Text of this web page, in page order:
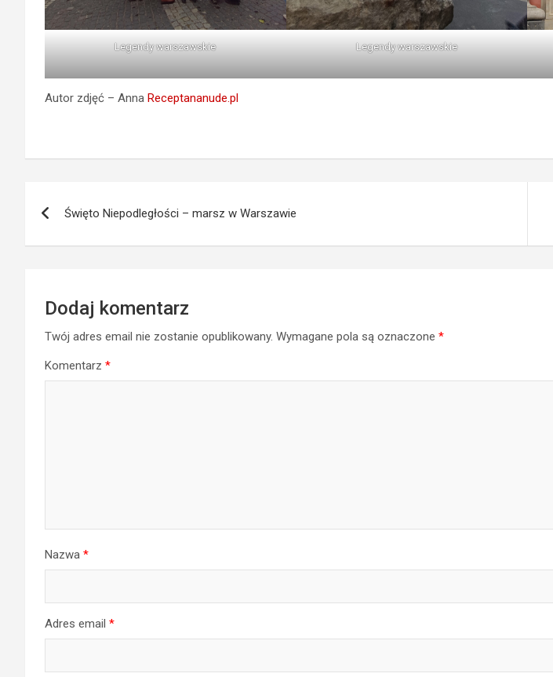
Legendy warszawskie Legendy warszawskie
Autor zdjęć – Anna Receptananude.pl
wpisu
Święto Niepodległości – marsz w Warszawie
Dodaj komentarz
Twój adres email nie zostanie opublikowany. Wymagane pola są oznaczone *
Komentarz *
Nazwa *
Adres email *